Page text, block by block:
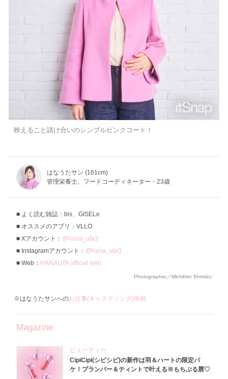
映えること請け合いのシンプルピンクコート！
はなうたサン (161cm)
管理栄養士、フードコーディネーター・23歳
よく読む雑誌：bis、GISELe
オススメのアプリ：VLLO
Xアカウント： @hana_uta3
Instagramアカウント： @hana_uta3
Web： HANAUTA official web
Photographer／Michihiro Shimizu
※はなうたサンへのお仕事(キャスティング)依頼
Magazine
ビューティー
CipiCipi(シピシピ)の新作は羽＆ハートの限定パ
ケ！プランパー＆ティントで叶える※もちぷる唇♡